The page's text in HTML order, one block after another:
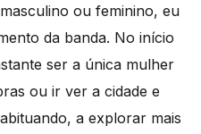
ou feminino, eu
da banda. No início
ser a única mulher
ou ir ver a cidade e
a explorar mais